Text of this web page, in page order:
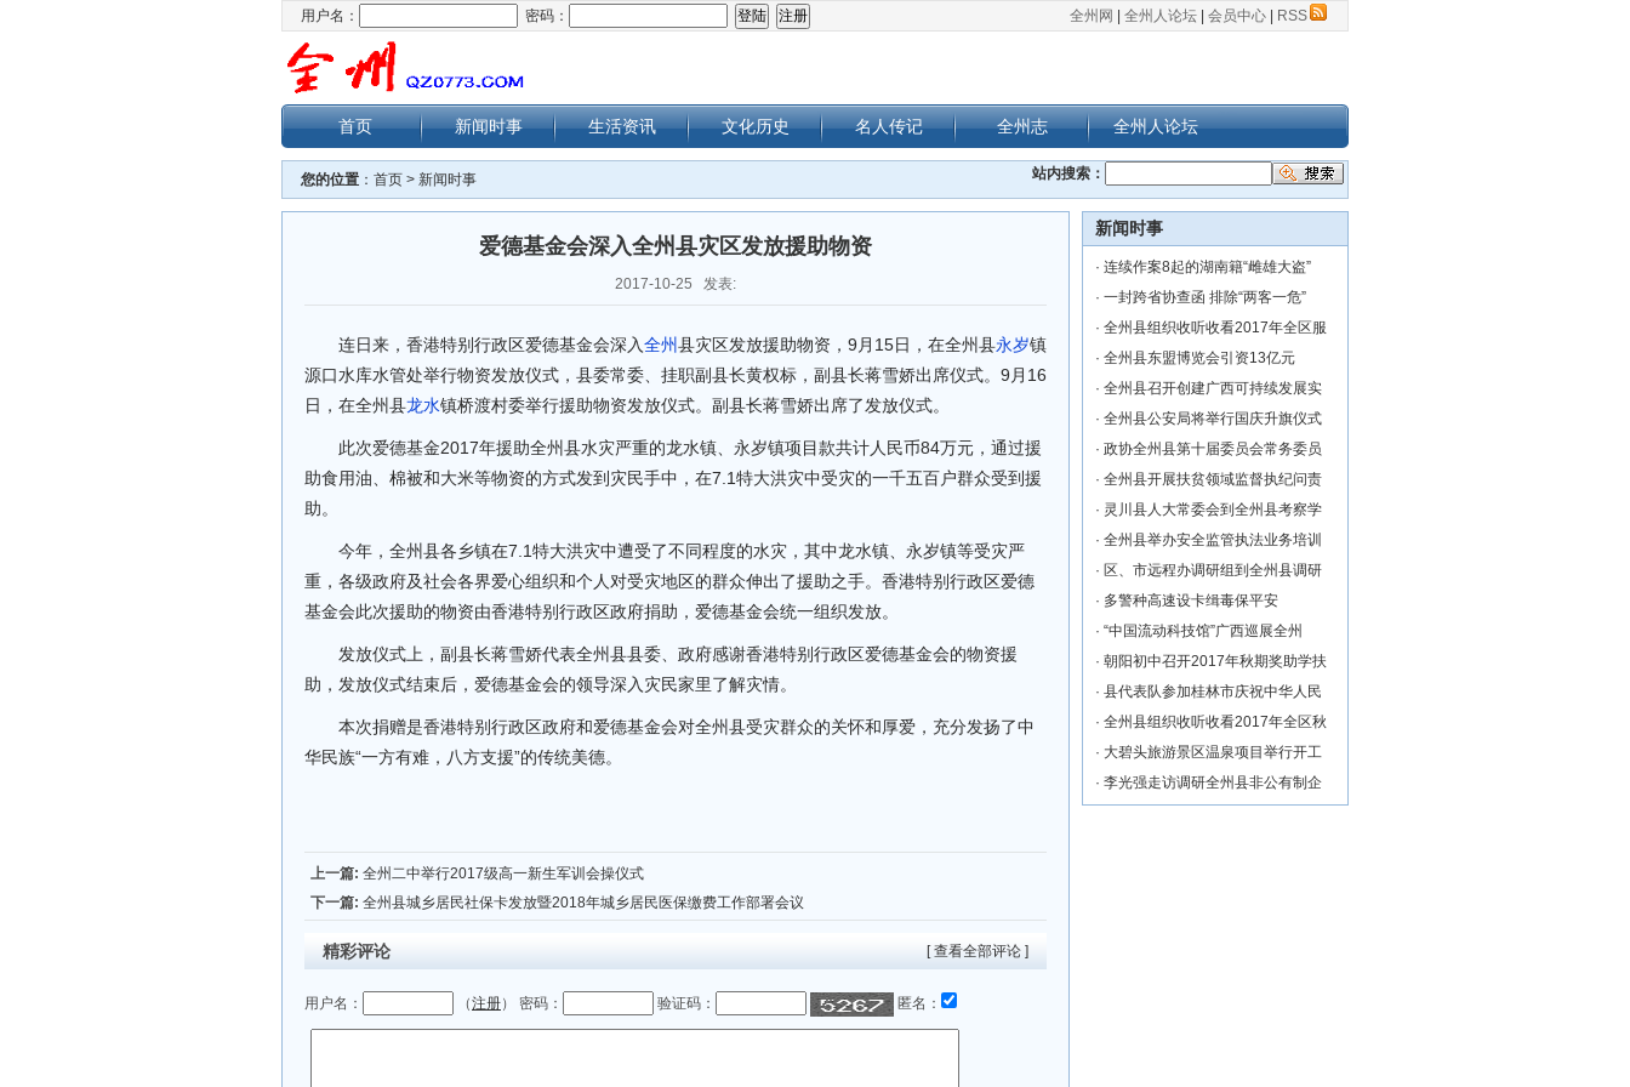
全州网 全州人论坛 会员中心 RSS
用户名： 密码：
首页 新闻时事 生活资讯 文化历史 名人传记 全州志 全州人论坛
您的位置 ： 首页 > 新闻时事 站内搜索：
爱德基金会深入全州县灾区发放援助物资
2017-10-25 发表:
连日来，香港特别行政区爱德基金会深入全州县灾区发放援助物资，9月15日，在全州县永岁镇
源口水库水管处举行物资发放仪式，县委常委、挂职副县长黄权标，副县长蒋雪娇出席仪式。9月16
日，在全州县龙水镇桥渡村委举行援助物资发放仪式。副县长蒋雪娇出席了发放仪式。
此次爱德基金2017年援助全州县水灾严重的龙水镇、永岁镇项目款共计人民币84万元，通过援
助食用油、棉被和大米等物资的方式发到灾民手中，在7.1特大洪灾中受灾的一千五百户群众受到援
助。
今年，全州县各乡镇在7.1特大洪灾中遭受了不同程度的水灾，其中龙水镇、永岁镇等受灾严
重，各级政府及社会各界爱心组织和个人对受灾地区的群众伸出了援助之手。香港特别行政区爱德
基金会此次援助的物资由香港特别行政区政府捐助，爱德基金会统一组织发放。
发放仪式上，副县长蒋雪娇代表全州县县委、政府感谢香港特别行政区爱德基金会的物资援
助，发放仪式结束后，爱德基金会的领导深入灾民家里了解灾情。
本次捐赠是香港特别行政区政府和爱德基金会对全州县受灾群众的关怀和厚爱，充分发扬了中
华民族“一方有难，八方支援”的传统美德。
上一篇: 全州二中举行2017级高一新生军训会操仪式
下一篇: 全州县城乡居民社保卡发放暨2018年城乡居民医保缴费工作部署会议
[ 查看全部评论 ]
精彩评论
用户名： （注册） 密码： 验证码： 匿名：
新闻时事
· 连续作案8起的湖南籍“雌雄大盗”
· 一封跨省协查函 排除“两客一危”
· 全州县组织收听收看2017年全区服
· 全州县东盟博览会引资13亿元
· 全州县召开创建广西可持续发展实
· 全州县公安局将举行国庆升旗仪式
· 政协全州县第十届委员会常务委员
· 全州县开展扶贫领域监督执纪问责
· 灵川县人大常委会到全州县考察学
· 全州县举办安全监管执法业务培训
· 区、市远程办调研组到全州县调研
· 多警种高速设卡缉毒保平安
· “中国流动科技馆”广西巡展全州
· 朝阳初中召开2017年秋期奖助学扶
· 县代表队参加桂林市庆祝中华人民
· 全州县组织收听收看2017年全区秋
· 大碧头旅游景区温泉项目举行开工
· 李光强走访调研全州县非公有制企